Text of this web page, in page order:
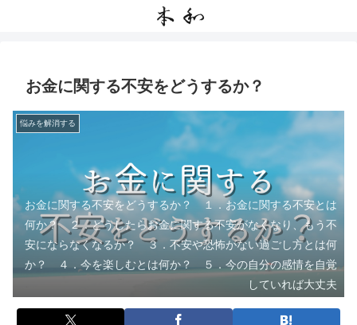
お金に関する不安をどうするか？
悩みを解消する
お金に関する不安をどうするか？ １．お金に関する不安とは
何か？ ２．どうしたらお金に関する不安がなくなり、もう不
安にならなくなるか？ ３．不安や恐怖がない過ごし方とは何
か？ ４．今を楽しむとは何か？ ５．今の自分の感情を自覚
していれば大丈夫